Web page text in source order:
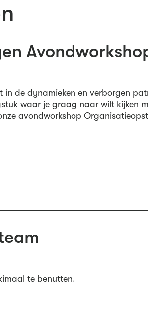
in de dynamieken en verborgen
waar je graag naar wilt kijken
avondworkshop
te benutten.